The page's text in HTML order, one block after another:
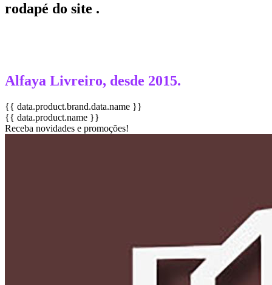
rodapé do site .
Alfaya Livreiro, desde 2015.
{{ data.product.brand.data.name }}
{{ data.product.name }}
Receba novidades e promoções!